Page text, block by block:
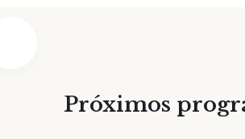
Próximos